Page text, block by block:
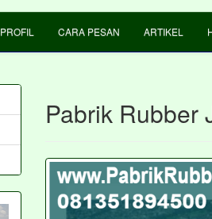
PROFIL CARA PESAN ARTIKEL
Pabrik Rubber